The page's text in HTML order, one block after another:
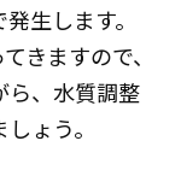
生します。
きますので、
ら、水質調整
ょう。